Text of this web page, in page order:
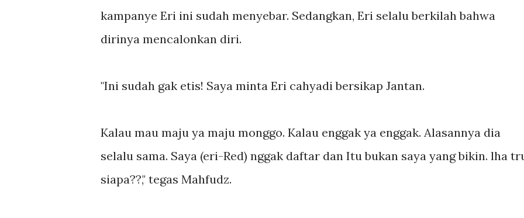
kampanye Eri ini sudah menyebar. Sedangkan, Eri selalu berkilah bahwa
dirinya mencalonkan diri.
"Ini sudah gak etis! Saya minta Eri cahyadi bersikap Jantan.
Kalau mau maju ya maju monggo. Kalau enggak ya enggak. Alasannya dia
selalu sama. Saya (eri-Red) nggak daftar dan Itu bukan saya yang bikin. lha
siapa??," tegas Mahfudz.